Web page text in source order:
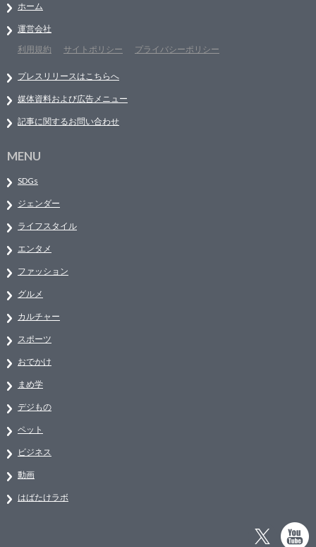
ホーム
運営会社
利用規約
サイトポリシー プライバシーポリシー
プレスリリースはこちらへ
媒体資料および広告メニュー
記事に関するお問い合わせ
MENU
SDGs
ジェンダー
ライフスタイル
エンタメ
ファッション
グルメ
カルチャー
スポーツ
おでかけ
まめ学
デジもの
ペット
ビジネス
動画
はばたけラボ